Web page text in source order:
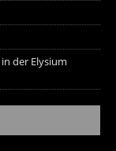
der Elysium